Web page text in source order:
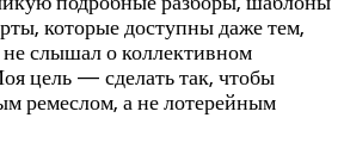
которые доступны даже тем,
не слышал о коллективном
цель — сделать так, чтобы
ремеслом, а не лотерейным